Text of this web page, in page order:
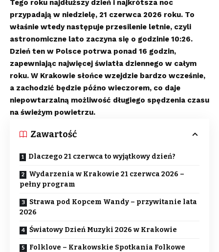
Tego roku najdłuższy dzień i najkrótsza noc
przypadają w niedzielę, 21 czerwca 2026 roku. To
właśnie wtedy następuje przesilenie letnie, czyli
astronomiczne lato zaczyna się o godzinie 10:26.
Dzień ten w Polsce potrwa ponad 16 godzin,
zapewniając najwięcej światła dziennego w całym
roku. W Krakowie słońce wzejdzie bardzo wcześnie,
a zachodzić będzie późno wieczorem, co daje
niepowtarzalną możliwość długiego spędzenia czasu
na świeżym powietrzu.
Zawartość
Dlaczego 21 czerwca to wyjątkowy dzień?
Wydarzenia w Krakowie 21 czerwca 2026 –
pełny program
Strawa pod Kopcem Wandy – przywitanie lata
2026
Światowy Dzień Muzyki 2026 w Krakowie
Folklove – Krakowskie Spotkania Folkowe